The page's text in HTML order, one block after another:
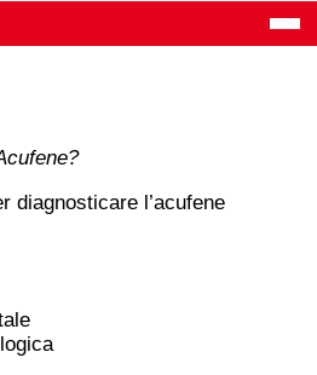
diagnosticare l’acufene